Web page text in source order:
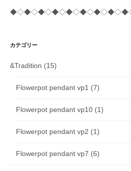
カテゴリー
&Tradition (15)
Flowerpot pendant vp1 (7)
Flowerpot pendant vp10 (1)
Flowerpot pendant vp2 (1)
Flowerpot pendant vp7 (6)